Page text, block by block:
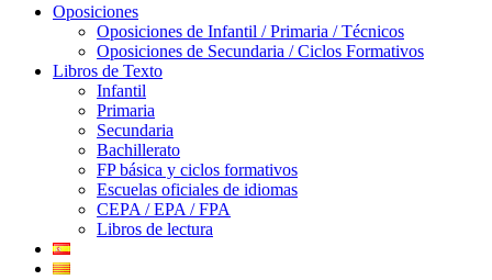
Oposiciones
Oposiciones de Infantil / Primaria / Técnicos
Oposiciones de Secundaria / Ciclos Formativos
Libros de Texto
Infantil
Primaria
Secundaria
Bachillerato
FP básica y ciclos formativos
Escuelas oficiales de idiomas
CEPA / EPA / FPA
Libros de lectura